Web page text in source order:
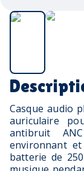
Casque audio
auriculaire
antibruit
environnant
batterie de